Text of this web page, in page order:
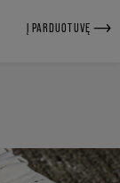
Į PARDUOTUVĘ